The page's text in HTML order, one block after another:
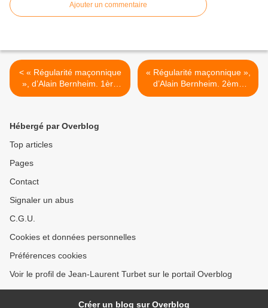
Ajouter un commentaire
< « Régularité maçonnique
», d’Alain Bernheim. 1ère
partie. Publication exclusive
paraître.
« Régularité maçonnique »,
d’Alain Bernheim. 2ème
partie. Publication exclusive
Hébergé par Overblog
Top articles
Pages
Contact
Signaler un abus
C.G.U.
Cookies et données personnelles
Préférences cookies
Voir le profil de Jean-Laurent Turbet sur le portail Overblog
Créer un blog sur Overblog